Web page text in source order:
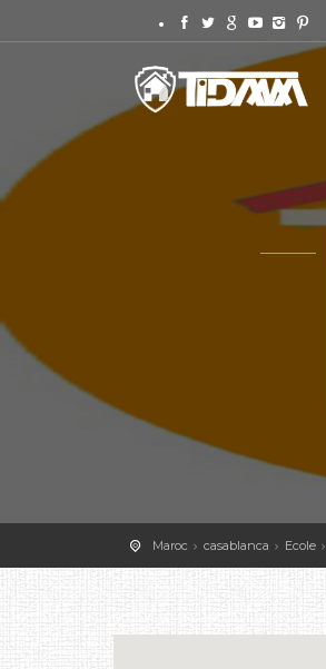
Maroc casablanca Ecole